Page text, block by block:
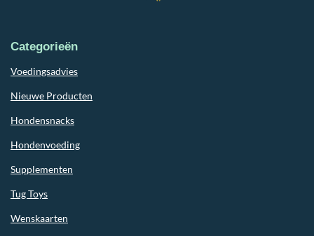
Categorieën
Voedingsadvies
Nieuwe Producten
Hondensnacks
Hondenvoeding
Supplementen
Tug Toys
Wenskaarten